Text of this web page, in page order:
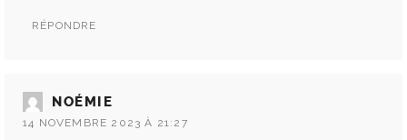
RÉPONDRE
NOÉMIE
14 NOVEMBRE 2023 À 21:27